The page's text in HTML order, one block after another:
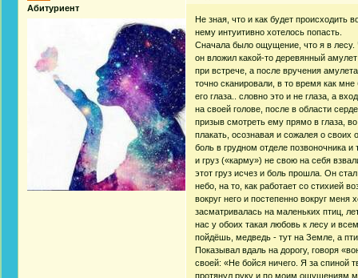
Абитуриент
Не зная, что и как будет происходить
нему интуитивно хотелось попасть.
Сначала было ощущение, что я в лесу.
он вложил какой-то деревянный
при встрече, а после вручения
точно сканировали, в то время как
его глаза.. словно это и не глаза, а
на своей голове, после в области
призыв смотреть ему прямо в глаза,
плакать, осознавая и сожалея о
боль в грудном отделе позвоночника
и груз («карму») не свою на себя
этот груз исчез и боль прошла. Он
небо, на то, как работает со стихией
вокруг него и постепенно вокруг
засматривалась на маленьких птиц,
нас у обоих такая любовь к лесу и
пойдёшь, медведь - тут на Земле, а
Показывал вдаль на дорогу, говоря
своей: «Не бойся ничего. Я за спиной
протянул руку и по моим ощущениям